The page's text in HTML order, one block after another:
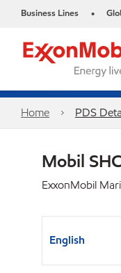
Business Lines •
Home PDS
Mobil
ExxonMobil
English